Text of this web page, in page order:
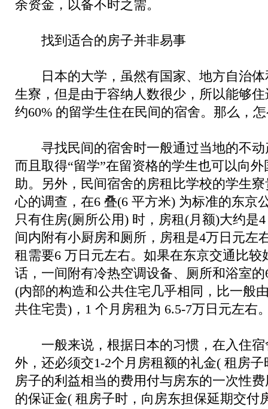
余资金，以备不时之需。
找到适合的房子并非易事
日本的大学，虽然有国家、地方自治体
生寮，但是由于容纳人数很少，所以能够
约60% 的留学生住在民间的宿舍。那么，
寻找民间的宿舍时一般通过当地的不动
而且取得“留学”在留资格的学生也可以向
助。另外，民间宿舍的房租比学校的学生
心的调查，在6 叠(6 平方米) 为标准的东京
只有住房(厕所公用) 时，房租(月额)大约是
间内附有小厨房和厕所，房租是4万日元左
租需要6 万日元左右。如果在东京交通比较
话，一间附有冷热空调设备、厕所和浴室
(内部的构造和公共住宅几乎相同，比一般
共住宅贵)，1 个月房租为 6.5-7万日元左右
一般来说，根据日本的习惯，在入住宿
外，还必须交1-2个月房租额的礼金( 租房
房子的利益相当的费用付与房东的一次性
的保证金( 租房子时，向房东担保延期交付